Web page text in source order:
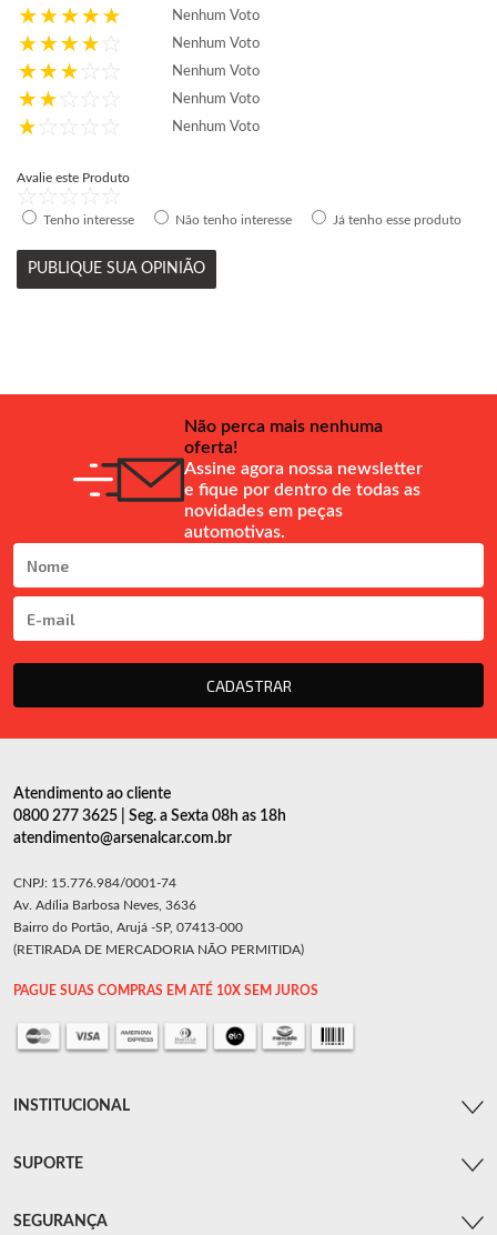
Nenhum Voto
Nenhum Voto
Nenhum Voto
Nenhum Voto
Nenhum Voto
Avalie este Produto
Tenho interesse Não tenho interesse Já tenho esse produto
PUBLIQUE SUA OPINIÃO
Não perca mais nenhuma
oferta!
Assine agora nossa newsletter
e fique por dentro de todas as
novidades em peças
automotivas.
CADASTRAR
Atendimento ao cliente
0800 277 3625 | Seg. a Sexta 08h as 18h
atendimento@arsenalcar.com.br
CNPJ: 15.776.984/0001-74
Av. Adília Barbosa Neves, 3636
Bairro do Portão, Arujá -SP, 07413-000
(RETIRADA DE MERCADORIA NÃO PERMITIDA)
PAGUE SUAS COMPRAS EM ATÉ 10X SEM JUROS
INSTITUCIONAL
SUPORTE
SEGURANÇA